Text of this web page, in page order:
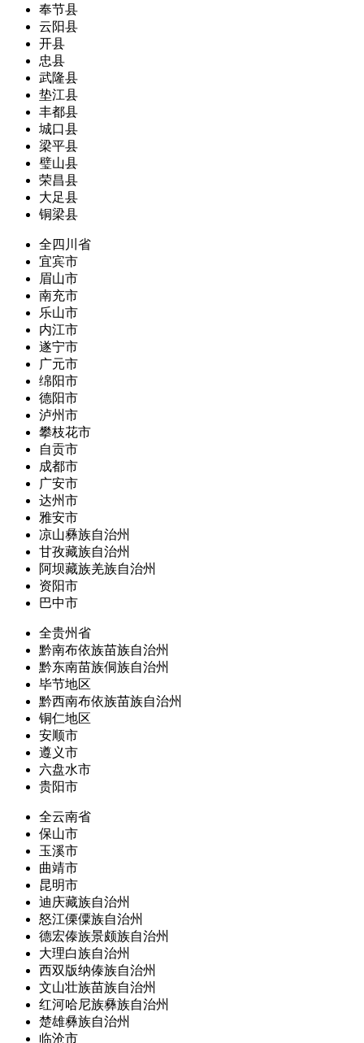
奉节县
云阳县
开县
忠县
武隆县
垫江县
丰都县
城口县
梁平县
璧山县
荣昌县
大足县
铜梁县
全四川省
宜宾市
眉山市
南充市
乐山市
内江市
遂宁市
广元市
绵阳市
德阳市
泸州市
攀枝花市
自贡市
成都市
广安市
达州市
雅安市
凉山彝族自治州
甘孜藏族自治州
阿坝藏族羌族自治州
资阳市
巴中市
全贵州省
黔南布依族苗族自治州
黔东南苗族侗族自治州
毕节地区
黔西南布依族苗族自治州
铜仁地区
安顺市
遵义市
六盘水市
贵阳市
全云南省
保山市
玉溪市
曲靖市
昆明市
迪庆藏族自治州
怒江傈僳族自治州
德宏傣族景颇族自治州
大理白族自治州
西双版纳傣族自治州
文山壮族苗族自治州
红河哈尼族彝族自治州
楚雄彝族自治州
临沧市